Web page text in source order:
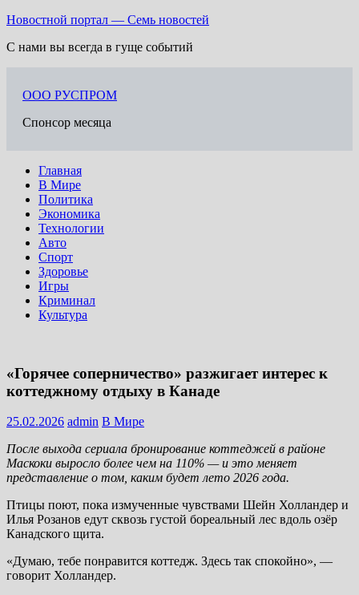
Перейти
содержимому
Новостной портал — Семь новостей
С нами вы всегда в гуще событий
ООО РУСПРОМ
Спонсор месяца
Главная
В Мире
Политика
Экономика
Технологии
Авто
Спорт
Здоровье
Игры
Криминал
Культура
«Горячее соперничество» разжигает интерес к
коттеджному отдыху в Канаде
25.02.2026 admin В Мире
После выхода сериала бронирование коттеджей в районе
Маскоки выросло более чем на 110% — и это меняет
представление о том, каким будет лето 2026 года.
Птицы поют, пока измученные чувствами Шейн Холландер и
Илья Розанов едут сквозь густой бореальный лес вдоль озёр
Канадского щита.
«Думаю, тебе понравится коттедж. Здесь так спокойно», —
говорит Холландер.